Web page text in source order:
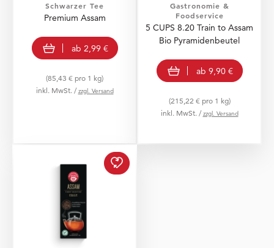
Schwarzer Tee
Premium Assam
view product
ab 2,99 €
(85,43 € pro 1 kg)
inkl. MwSt. /zzgl. Versand
Gastronomie &
Foodservice
5 CUPS 8.20 Train to Assam
Bio Pyramidenbeutel
view product
ab 9,90 €
(215,22 € pro 1 kg)
inkl. MwSt. /zzgl. Versand
Assam Finest Selection